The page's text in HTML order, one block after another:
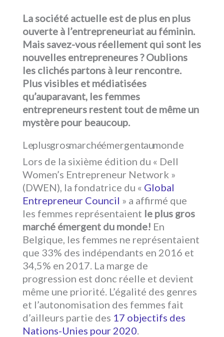
La société actuelle est de plus en plus
ouverte à l’entrepreneuriat au féminin.
Mais savez-vous réellement qui sont les
nouvelles entrepreneures ? Oublions
les clichés partons à leur rencontre.
Plus visibles et médiatisées
qu’auparavant, les femmes
entrepreneurs restent tout de même un
mystère pour beaucoup.
Le plus gros marché émergent au monde
Lors de la sixième édition du « Dell
Women’s Entrepreneur Network »
(DWEN), la fondatrice du « Global
Entrepreneur Council » a affirmé que
les femmes représentaient le plus gros
marché émergent du monde! En
Belgique, les femmes ne représentaient
que 33% des indépendants en 2016 et
34,5% en 2017. La marge de
progression est donc réelle et devient
même une priorité. L’égalité des genres
et l’autonomisation des femmes fait
d’ailleurs partie des 17 objectifs des
Nations-Unies pour 2020